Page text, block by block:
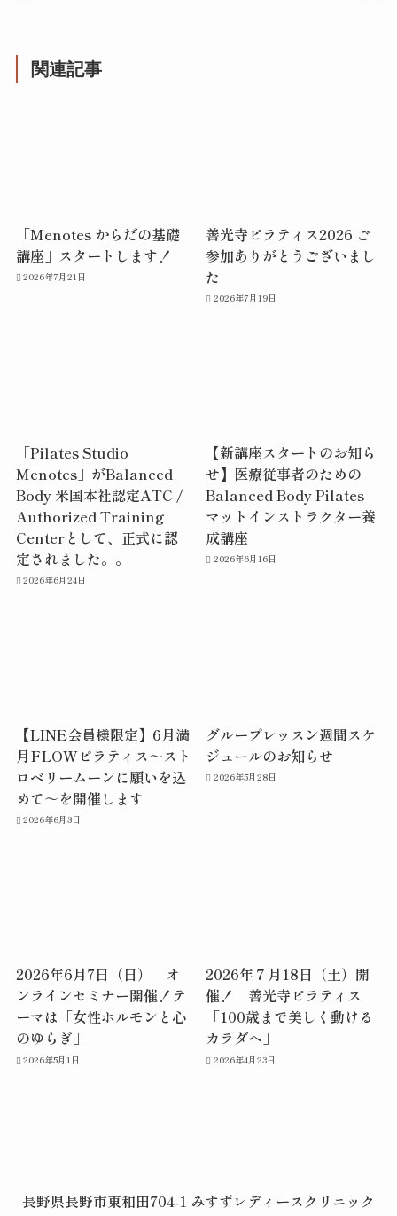
関連記事
「Menotes からだの基礎
講座」スタートします！
2026年7月21日
善光寺ピラティス2026 ご
参加ありがとうございまし
た
2026年7月19日
「Pilates Studio
Menotes」がBalanced
Body 米国本社認定ATC /
Authorized Training
Centerとして、正式に認
定されました。。
2026年6月24日
【新講座スタートのお知ら
せ】医療従事者のための
Balanced Body Pilates
マットインストラクター養
成講座
2026年6月16日
【LINE会員様限定】6月満
月FLOWピラティス～スト
ロベリームーンに願いを込
めて～を開催します
2026年6月3日
グループレッスン週間スケ
ジュールのお知らせ
2026年5月28日
2026年6月7日（日） オ
ンラインセミナー開催！テ
ーマは「女性ホルモンと心
のゆらぎ」
2026年5月1日
2026年７月18日（土）開
催！ 善光寺ピラティス
「100歳まで美しく動ける
カラダへ」
2026年4月23日
長野県長野市東和田704-1 みすずレディースクリニック